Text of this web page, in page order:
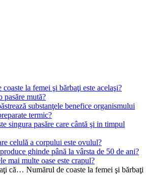
la femei şi bărbaţi este acelaşi?
mută?
substanţele benefice organismului
termic?
singura pasăre care cântă şi in timpul
celulă a corpului este ovulul?
ghinde până la vârsta de 50 de ani?
mai multe oase este crapul?
că… Numărul de coaste la femei şi bărbaţi